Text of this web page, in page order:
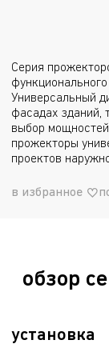
в избранное
Серия
Универсальный
фасадах зданий,
выбор
прожекторы
проектов
обзор
установка